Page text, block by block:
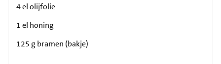
4 el olijfolie
1 el honing
125 g bramen (bakje)